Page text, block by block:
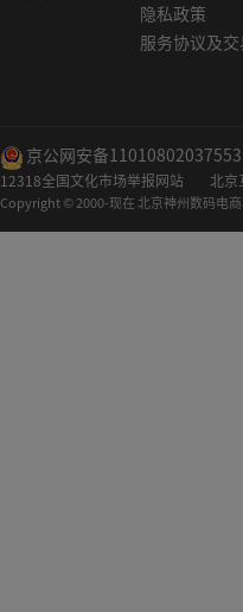
隐私政策
服务协议及交
京公网安备
12318全国文化市场举报网站 北京
Copyright © 2000-现在 北京神州数码电